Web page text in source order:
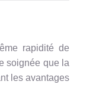
rapidité de
soignée que la
les avantages